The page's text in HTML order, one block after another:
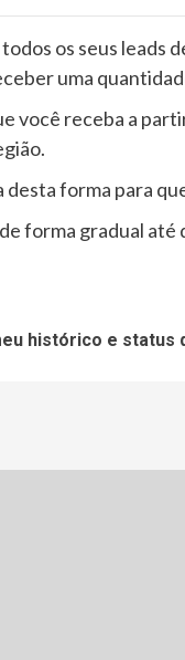
os seus leads
uma
você receba a
desta forma para
forma gradual
histórico e status